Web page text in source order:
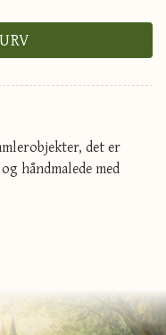
det er
håndmalede med